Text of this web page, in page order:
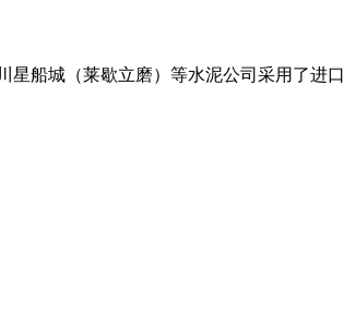
星船城（莱歇立磨）等水泥公司采用了进口